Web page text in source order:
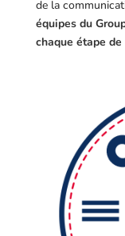
de la
équipes du
chaque étape